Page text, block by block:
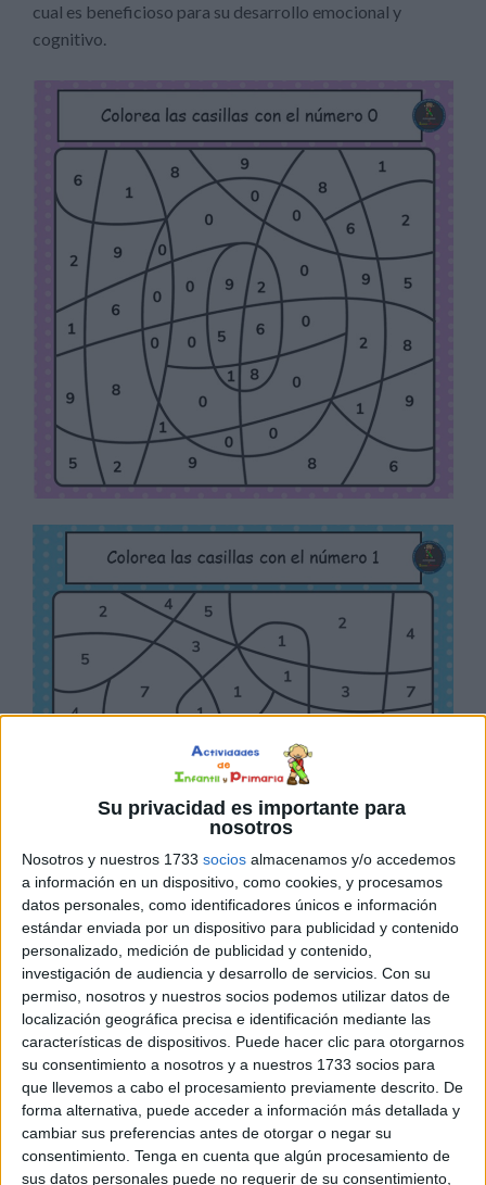
Su privacidad es importante para
nosotros
Nosotros y nuestros 1733 socios almacenamos y/o accedemos
a información en un dispositivo, como cookies, y procesamos
datos personales, como identificadores únicos e información
estándar enviada por un dispositivo para publicidad y contenido
personalizado, medición de publicidad y contenido,
investigación de audiencia y desarrollo de servicios. Con su
permiso, nosotros y nuestros socios podemos utilizar datos de
localización geográfica precisa e identificación mediante las
características de dispositivos. Puede hacer clic para otorgarnos
su consentimiento a nosotros y a nuestros 1733 socios para
que llevemos a cabo el procesamiento previamente descrito. De
forma alternativa, puede acceder a información más detallada y
cambiar sus preferencias antes de otorgar o negar su
consentimiento. Tenga en cuenta que algún procesamiento de
sus datos personales puede no requerir de su consentimiento,
cual es beneficioso para su desarrollo emocional y
cognitivo.